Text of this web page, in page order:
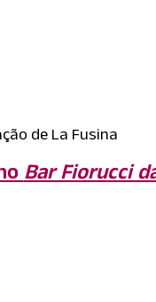
de La Fusina
Bar Fiorucci